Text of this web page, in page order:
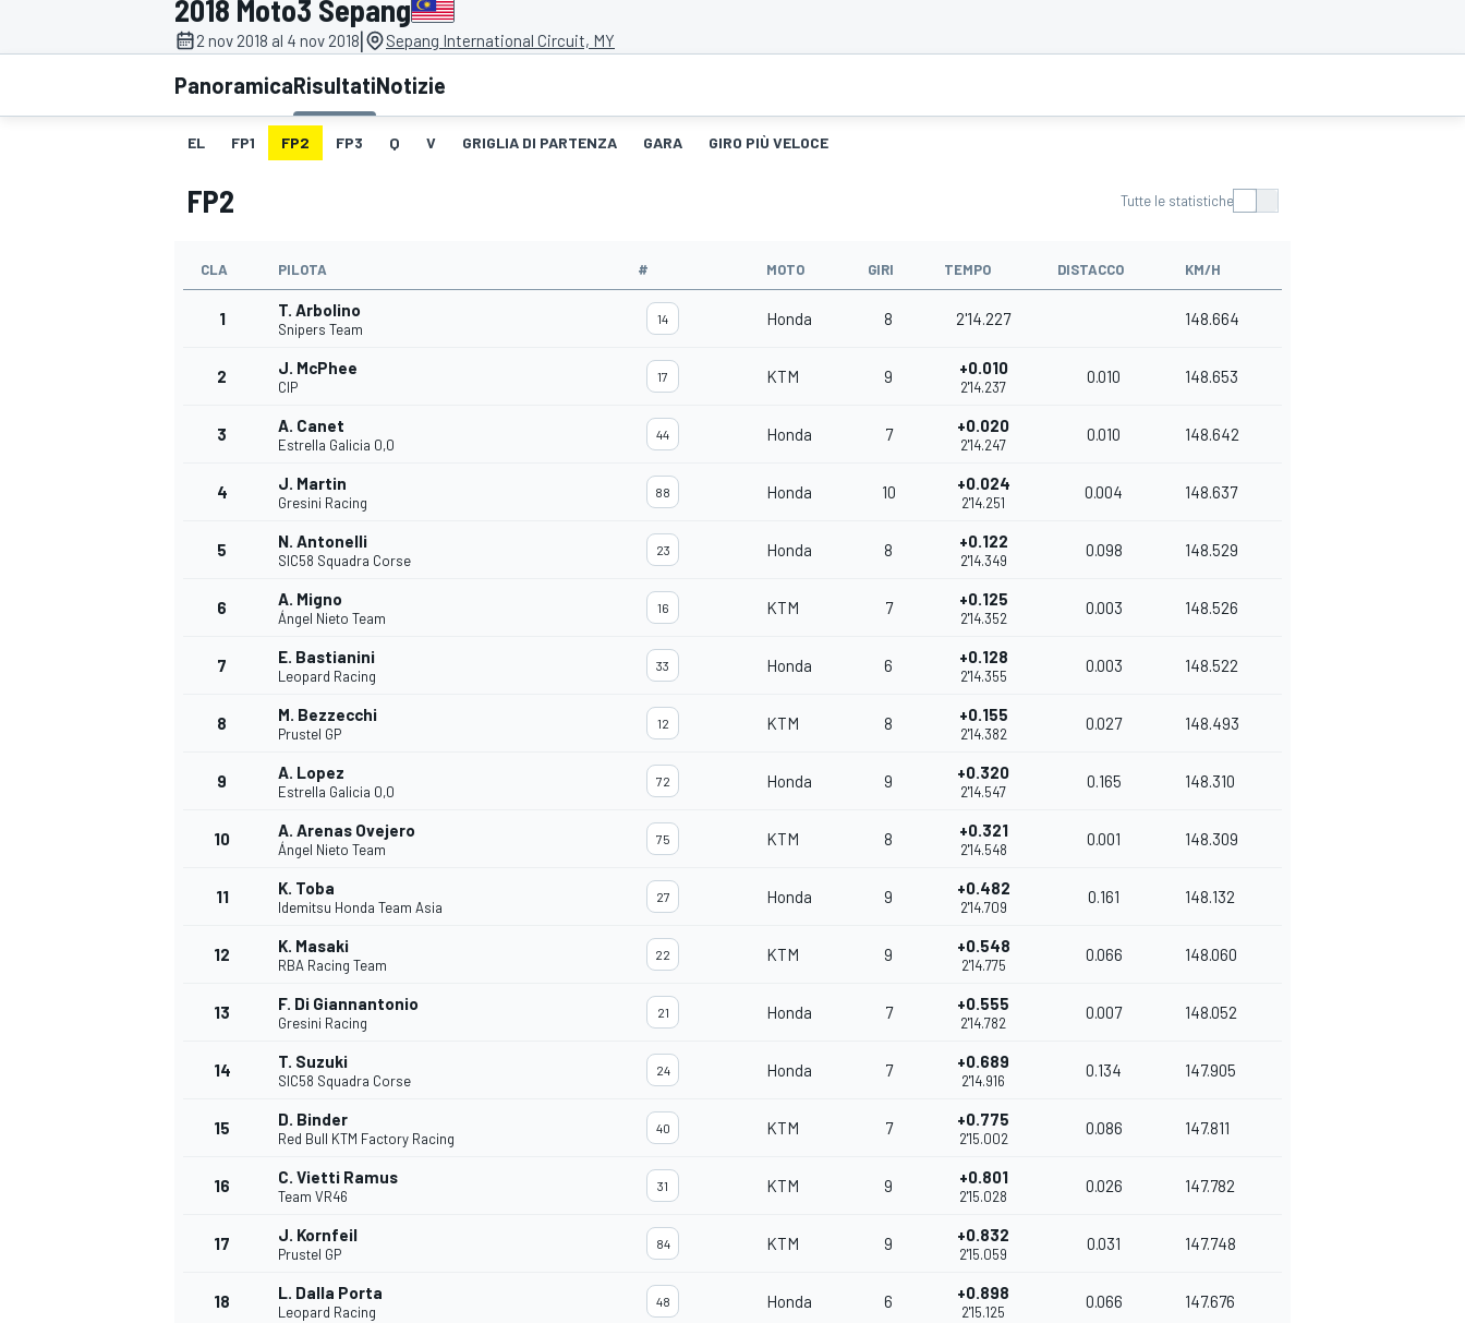
MOTOGP WEC
WRC
MONOPOSTO
2018 Moto3 Sepang
2 nov 2018 al 4 nov 2018| Sepang International Circuit, MY
PanoramicaRisultatiNotizie
EL FP1 FP2 FP3 Q V GRIGLIA DI PARTENZA GARA GIRO PIÙ VELOCE
FP2 Tutte le statistiche
CLA PILOTA # MOTO GIRI TEMPO DISTACCO KM/H
1 T. Arbolino
Snipers Team
14 Honda 8 2'14.227 148.664
2 J. McPhee
CIP
17 KTM 9 +0.010
2'14.237
0.010 148.653
3 A. Canet
Estrella Galicia 0,0
44 Honda 7 +0.020
2'14.247
0.010 148.642
4 J. Martin
Gresini Racing
88 Honda 10 +0.024
2'14.251
0.004 148.637
5 N. Antonelli
SIC58 Squadra Corse
23 Honda 8 +0.122
2'14.349
0.098 148.529
6 A. Migno
Ángel Nieto Team
16 KTM 7 +0.125
2'14.352
0.003 148.526
7 E. Bastianini
Leopard Racing
33 Honda 6 +0.128
2'14.355
0.003 148.522
8 M. Bezzecchi
Prustel GP
12 KTM 8 +0.155
2'14.382
0.027 148.493
9 A. Lopez
Estrella Galicia 0,0
72 Honda 9 +0.320
2'14.547
0.165 148.310
10 A. Arenas Ovejero
Ángel Nieto Team
75 KTM 8 +0.321
2'14.548
0.001 148.309
11 K. Toba
Idemitsu Honda Team Asia
27 Honda 9 +0.482
2'14.709
0.161 148.132
12 K. Masaki
RBA Racing Team
22 KTM 9 +0.548
2'14.775
0.066 148.060
13 F. Di Giannantonio
Gresini Racing
21 Honda 7 +0.555
2'14.782
0.007 148.052
14 T. Suzuki
SIC58 Squadra Corse
24 Honda 7 +0.689
2'14.916
0.134 147.905
15 D. Binder
Red Bull KTM Factory Racing
40 KTM 7 +0.775
2'15.002
0.086 147.811
16 C. Vietti Ramus
Team VR46
31 KTM 9 +0.801
2'15.028
0.026 147.782
17 J. Kornfeil
Prustel GP
84 KTM 9 +0.832
2'15.059
0.031 147.748
18 L. Dalla Porta
Leopard Racing
48 Honda 6 +0.898
2'15.125
0.066 147.676